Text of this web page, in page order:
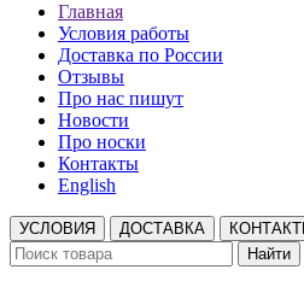
Главная
Условия работы
Доставка по России
Отзывы
Про нас пишут
Новости
Про носки
Контакты
English
УСЛОВИЯ ДОСТАВКА
Найти